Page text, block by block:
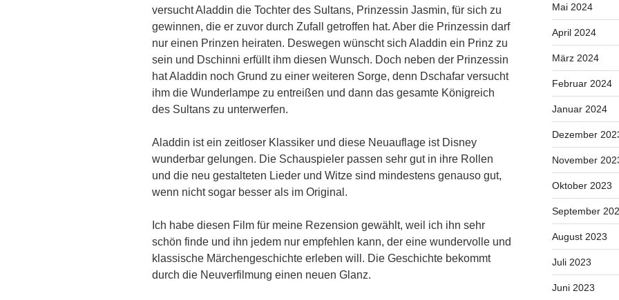
versucht Aladdin die Tochter des Sultans, Prinzessin Jasmin, für sich zu
gewinnen, die er zuvor durch Zufall getroffen hat. Aber die Prinzessin darf
nur einen Prinzen heiraten. Deswegen wünscht sich Aladdin ein Prinz zu
sein und Dschinni erfüllt ihm diesen Wunsch. Doch neben der Prinzessin
hat Aladdin noch Grund zu einer weiteren Sorge, denn Dschafar versucht
ihm die Wunderlampe zu entreißen und dann das gesamte Königreich
des Sultans zu unterwerfen.
Aladdin ist ein zeitloser Klassiker und diese Neuauflage ist Disney
wunderbar gelungen. Die Schauspieler passen sehr gut in ihre Rollen
und die neu gestalteten Lieder und Witze sind mindestens genauso gut,
wenn nicht sogar besser als im Original.
Ich habe diesen Film für meine Rezension gewählt, weil ich ihn sehr
schön finde und ihn jedem nur empfehlen kann, der eine wundervolle und
klassische Märchengeschichte erleben will. Die Geschichte bekommt
durch die Neuverfilmung einen neuen Glanz.
Mai 2024
April 2024
März 2024
Februar 2024
Januar 2024
Dezember
November
Oktober 2023
September
August 2023
Juli 2023
Juni 2023